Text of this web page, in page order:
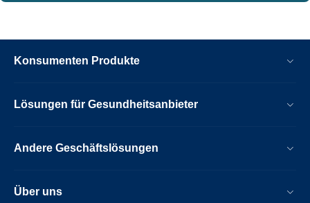
Konsumenten Produkte
Lösungen für Gesundheitsanbieter
Andere Geschäftslösungen
Über uns